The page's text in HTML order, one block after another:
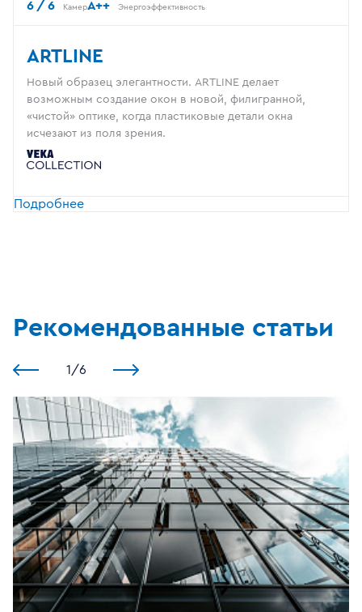
6 / 6 КамерA++ Энергоэффективность
ARTLINE
Новый образец элегантности. ARTLINE делает
возможным создание окон в новой, филигранной,
«чистой» оптике, когда пластиковые детали окна
исчезают из поля зрения.
Подробнее
Рекомендованные статьи
1 /6